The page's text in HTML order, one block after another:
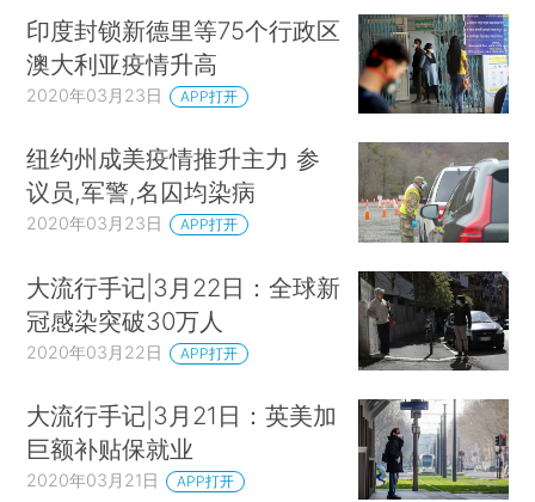
印度封锁新德里等75个行政区
澳大利亚疫情升高
2020年03月23日 APP打开
纽约州成美疫情推升主力 参
议员,军警,名囚均染病
2020年03月23日 APP打开
大流行手记|3月22日：全球新
冠感染突破30万人
2020年03月22日 APP打开
大流行手记|3月21日：英美加
巨额补贴保就业
2020年03月21日 APP打开